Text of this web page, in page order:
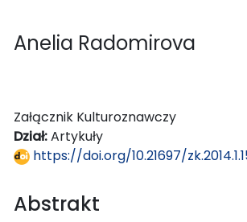
Anelia Radomirova
Załącznik Kulturoznawczy
Dział:Artykuły
https://doi.org/10.21697/
Abstrakt